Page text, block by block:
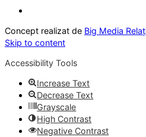
Concept realizat de Big Media
Skip to content
Accessibility Tools
Increase Text
Decrease Text
Grayscale
High Contrast
Negative Contrast